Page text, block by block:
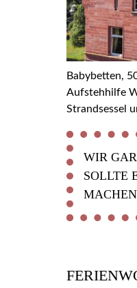
Babybetten,
Aufstehhilfe
Strandsessel
WIR
SOLLTE